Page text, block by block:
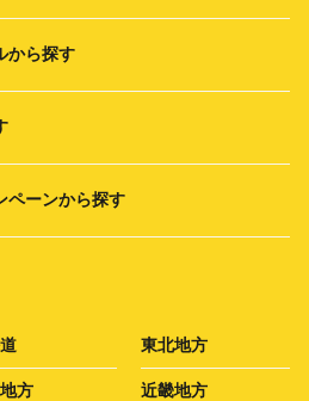
から探す
ペーンから探す
東北地方
方 近畿地方